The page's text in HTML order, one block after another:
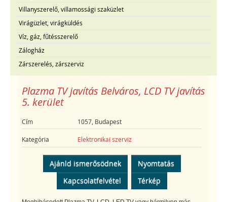
Villanyszerelő, villamossági szaküzlet
Virágüzlet, virágküldés
Víz, gáz, fűtésszerelő
Zálogház
Zárszerelés, zárszerviz
Plazma TV javítás Belváros, LCD TV javítás
5. kerület
Cím 1057, Budapest
Kategória Elektronikai szerviz
Ajánld ismerősödnek
Nyomtatás
Kapcsolatfelvétel
Térkép